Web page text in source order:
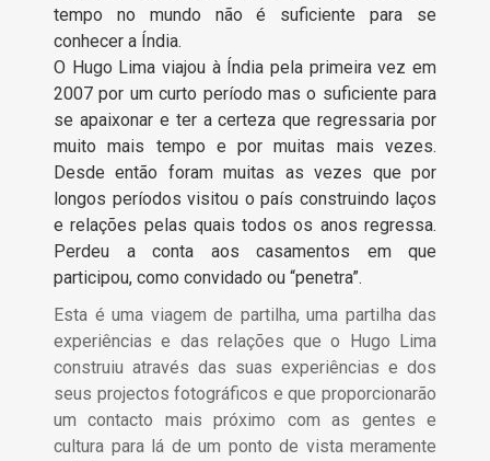
tempo no mundo não é suficiente para se
conhecer a Índia.
O Hugo Lima viajou à Índia pela primeira vez em
2007 por um curto período mas o suficiente para
se apaixonar e ter a certeza que regressaria por
muito mais tempo e por muitas mais vezes.
Desde então foram muitas as vezes que por
longos períodos visitou o país construindo laços
e relações pelas quais todos os anos regressa.
Perdeu a conta aos casamentos em que
participou, como convidado ou “penetra”.
Esta é uma viagem de partilha, uma partilha das
experiências e das relações que o Hugo Lima
construiu através das suas experiências e dos
seus projectos fotográficos e que proporcionarão
um contacto mais próximo com as gentes e
cultura para lá de um ponto de vista meramente